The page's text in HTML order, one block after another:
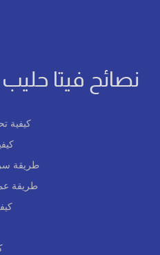
نصائح فيتا حليب
كيفية
طريقة
طريقة